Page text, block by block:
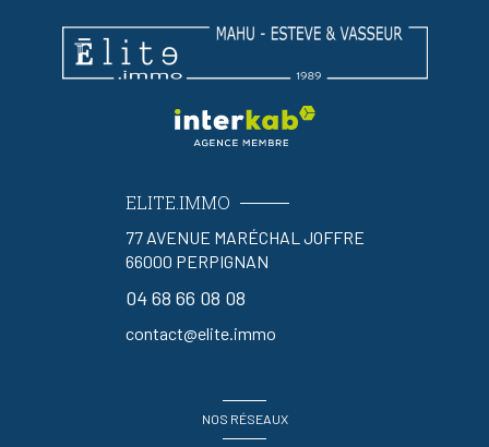
ELITE.IMMO
77 AVENUE MARÉCHAL JOFFRE
66000 PERPIGNAN
04 68 66 08 08
contact@elite.immo
NOS RÉSEAUX